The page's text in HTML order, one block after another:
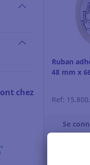
chez
Ruban
48 mm x
Ref:
Se